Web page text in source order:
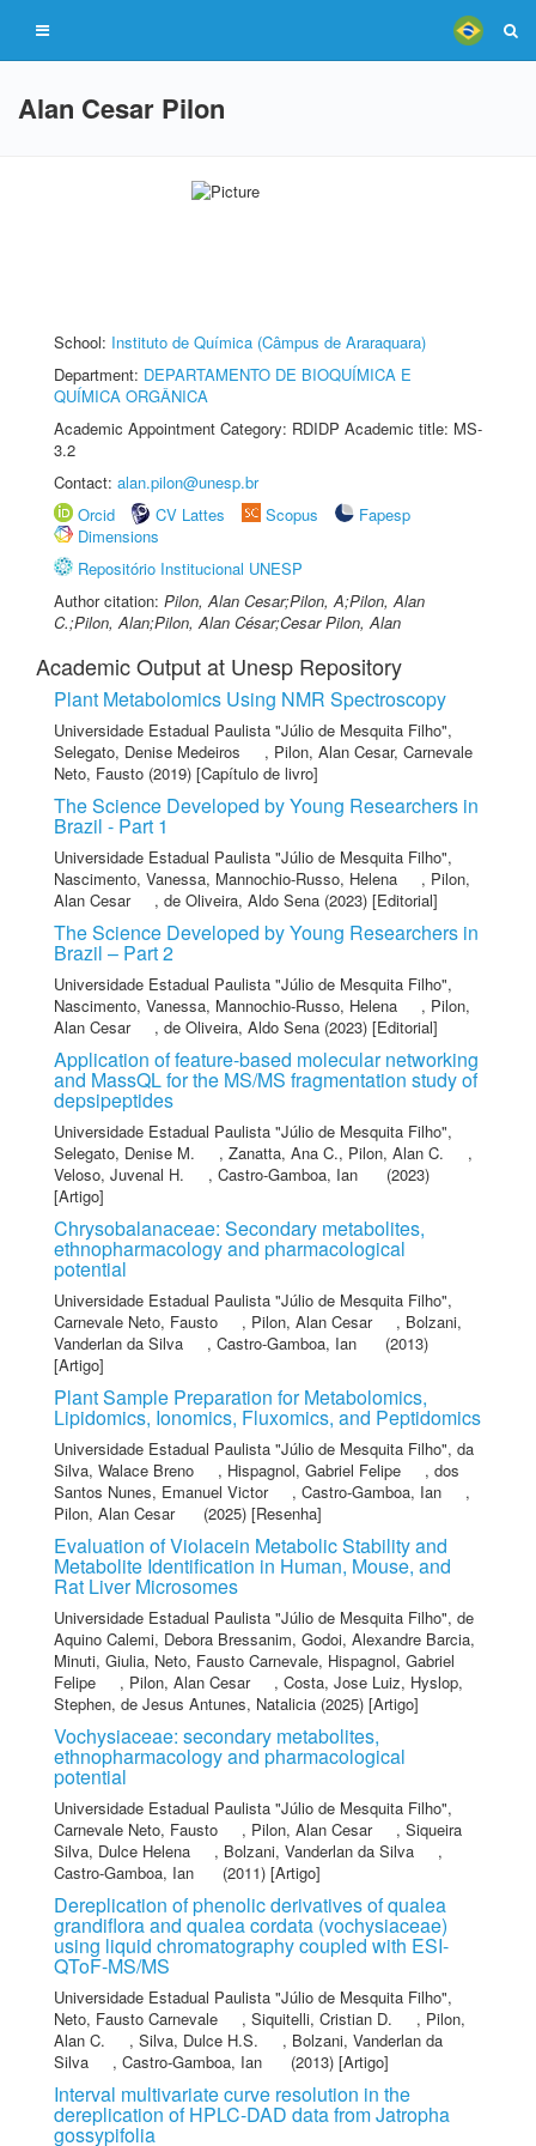
Alan Cesar Pilon
School: Instituto de Química (Câmpus de Araraquara)
Department: DEPARTAMENTO DE BIOQUÍMICA E
QUÍMICA ORGÂNICA
Academic Appointment Category: RDIDP Academic title: MS-
3.2
Contact: alan.pilon@unesp.br
Orcid
CV Lattes Scopus
Fapesp
Dimensions
Repositório Institucional UNESP
Author citation: Pilon, Alan Cesar;Pilon, A;Pilon, Alan
C.;Pilon, Alan;Pilon, Alan César;Cesar Pilon, Alan
Academic Output at Unesp Repository
Plant Metabolomics Using NMR Spectroscopy
Universidade Estadual Paulista "Júlio de Mesquita Filho",
Selegato, Denise Medeiros
, Pilon, Alan Cesar, Carnevale
Neto, Fausto (2019) [Capítulo de livro]
The Science Developed by Young Researchers in
Brazil - Part 1
Universidade Estadual Paulista "Júlio de Mesquita Filho",
Nascimento, Vanessa, Mannochio-Russo, Helena , Pilon,
Alan Cesar
, de Oliveira, Aldo Sena (2023) [Editorial]
The Science Developed by Young Researchers in
Brazil – Part 2
Universidade Estadual Paulista "Júlio de Mesquita Filho",
Nascimento, Vanessa, Mannochio-Russo, Helena , Pilon,
Alan Cesar
, de Oliveira, Aldo Sena (2023) [Editorial]
Application of feature-based molecular networking
and MassQL for the MS/MS fragmentation study of
depsipeptides
Universidade Estadual Paulista "Júlio de Mesquita Filho",
Selegato, Denise M.
, Zanatta, Ana C., Pilon, Alan C.
,
Veloso, Juvenal H.
, Castro-Gamboa, Ian
(2023)
[Artigo]
Chrysobalanaceae: Secondary metabolites,
ethnopharmacology and pharmacological
potential
Universidade Estadual Paulista "Júlio de Mesquita Filho",
Carnevale Neto, Fausto
, Pilon, Alan Cesar , Bolzani,
Vanderlan da Silva
, Castro-Gamboa, Ian
(2013)
[Artigo]
Plant Sample Preparation for Metabolomics,
Lipidomics, Ionomics, Fluxomics, and Peptidomics
Universidade Estadual Paulista "Júlio de Mesquita Filho", da
Silva, Walace Breno
, Hispagnol, Gabriel Felipe , dos
Santos Nunes, Emanuel Victor
, Castro-Gamboa, Ian
,
Pilon, Alan Cesar
(2025) [Resenha]
Evaluation of Violacein Metabolic Stability and
Metabolite Identification in Human, Mouse, and
Rat Liver Microsomes
Universidade Estadual Paulista "Júlio de Mesquita Filho", de
Aquino Calemi, Debora Bressanim, Godoi, Alexandre Barcia,
Minuti, Giulia, Neto, Fausto Carnevale, Hispagnol, Gabriel
Felipe
, Pilon, Alan Cesar , Costa, Jose Luiz, Hyslop,
Stephen, de Jesus Antunes, Natalicia (2025) [Artigo]
Vochysiaceae: secondary metabolites,
ethnopharmacology and pharmacological
potential
Universidade Estadual Paulista "Júlio de Mesquita Filho",
Carnevale Neto, Fausto
, Pilon, Alan Cesar , Siqueira
Silva, Dulce Helena
, Bolzani, Vanderlan da Silva
,
Castro-Gamboa, Ian
(2011) [Artigo]
Dereplication of phenolic derivatives of qualea
grandiflora and qualea cordata (vochysiaceae)
using liquid chromatography coupled with ESI-
QToF-MS/MS
Universidade Estadual Paulista "Júlio de Mesquita Filho",
Neto, Fausto Carnevale
, Siquitelli, Cristian D. , Pilon,
Alan C.
, Silva, Dulce H.S. , Bolzani, Vanderlan da
Silva
, Castro-Gamboa, Ian (2013) [Artigo]
Interval multivariate curve resolution in the
dereplication of HPLC-DAD data from Jatropha
gossypifolia